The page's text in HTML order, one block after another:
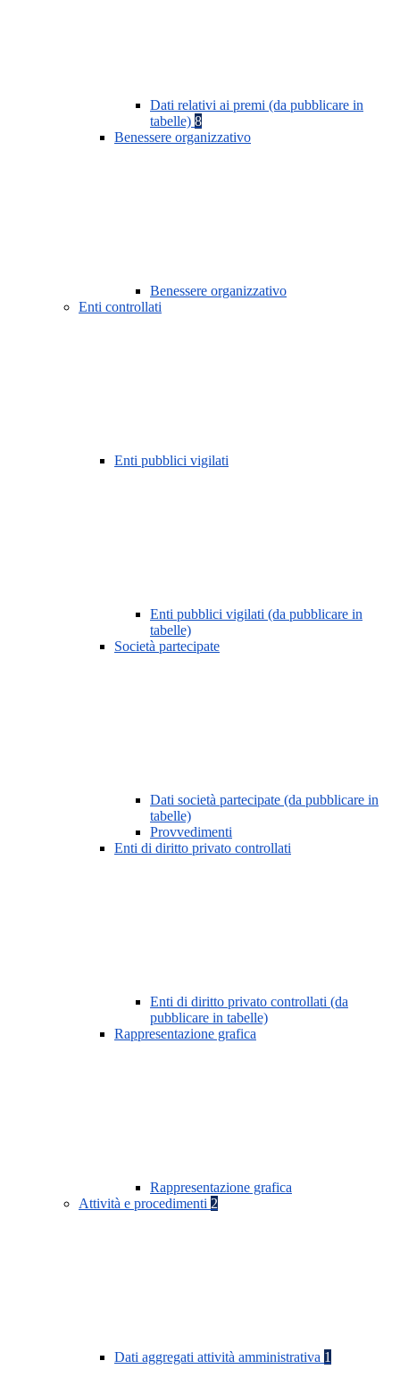
Dati relativi ai premi (da pubblicare in
tabelle) 8
Benessere organizzativo
Benessere organizzativo
Enti controllati
Enti pubblici vigilati
Enti pubblici vigilati (da pubblicare in
tabelle)
Società partecipate
Dati società partecipate (da pubblicare in
tabelle)
Provvedimenti
Enti di diritto privato controllati
Enti di diritto privato controllati (da
pubblicare in tabelle)
Rappresentazione grafica
Rappresentazione grafica
Attività e procedimenti 2
Dati aggregati attività amministrativa 1